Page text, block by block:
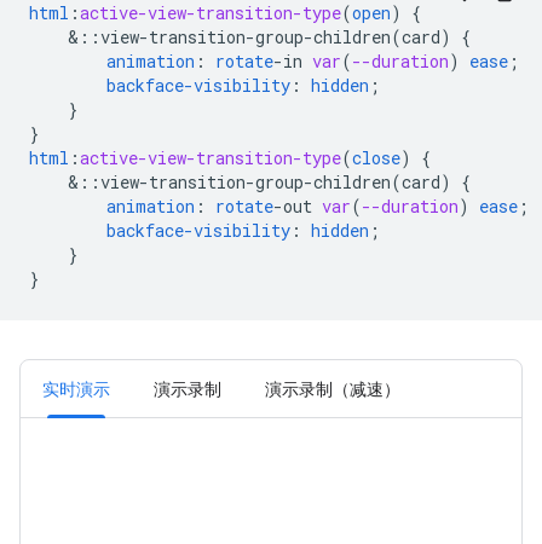
html :active-view-transition-type(open)
{
& ::view-transition-group-children(card)
{
animation : rotate-in var(--duration) ease ;
backface-visibility : hidden ;
}
}
html :active-view-transition-type(close)
{
& ::view-transition-group-children(card)
{
animation : rotate-out var(--duration) ease ;
backface-visibility : hidden ;
}
}
实时演示 演示录制 演示录制（减速）